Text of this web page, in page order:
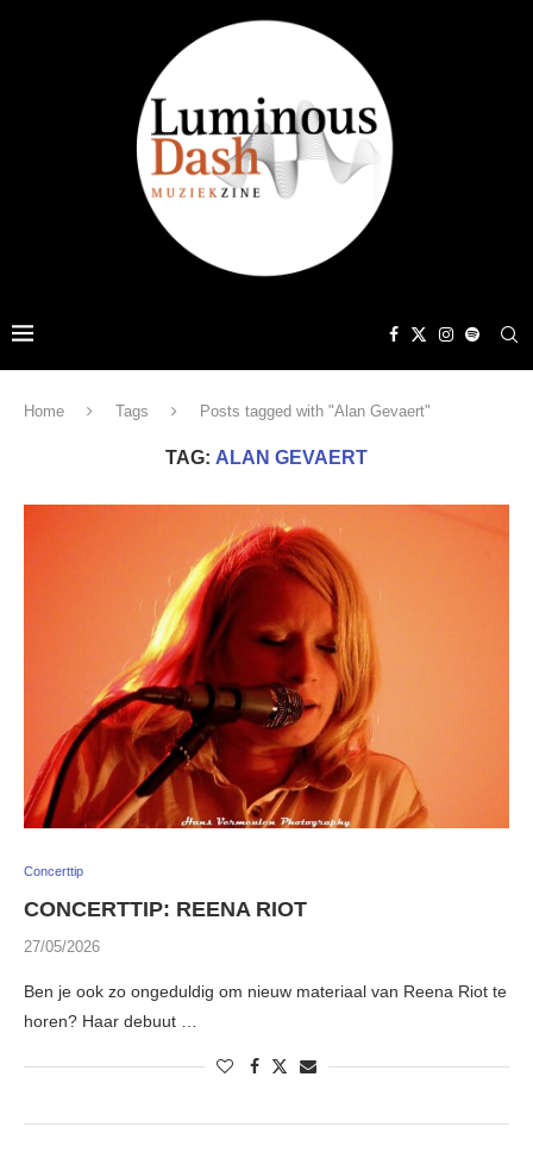
Home Tags Posts tagged with "Alan Gevaert"
TAG: ALAN GEVAERT
Concerttip
CONCERTTIP: REENA RIOT
27/05/2026
Ben je ook zo ongeduldig om nieuw materiaal van Reena Riot te
horen? Haar debuut …